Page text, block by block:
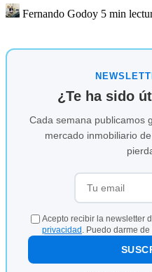
Fernando Godoy 5 min
¿Te ha sido
Cada semana publicamos
mercado inmobiliario
Acepto recibir la newsletter
privacidad . Puedo darme